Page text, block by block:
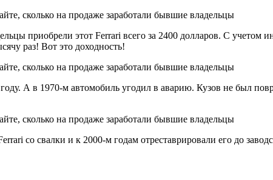
приобрели этот Ferrari всего за 2400 долларов. С учетом
раз! Вот это доходность!
А в 1970-м автомобиль угодил в аварию. Кузов не был
со свалки и к 2000-м годам отреставрировали его до